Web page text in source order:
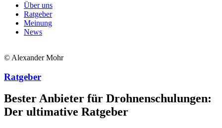
Über uns
Ratgeber
Meinung
News
© Alexander Mohr
Ratgeber
Bester Anbieter für Drohnenschulungen:
Der ultimative Ratgeber